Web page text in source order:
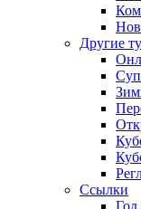
Другие
Ссылки
Год